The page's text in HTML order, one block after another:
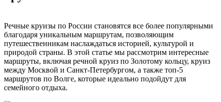
Речные круизы по России становятся все более популярными
благодаря уникальным маршрутам, позволяющим
путешественникам наслаждаться историей, культурой и
природой страны. В этой статье мы рассмотрим интересные
маршруты, включая речной круиз по Золотому кольцу, круиз
между Москвой и Санкт-Петербургом, а также топ-5
маршрутов по Волге, которые идеально подойдут для
семейного отдыха.